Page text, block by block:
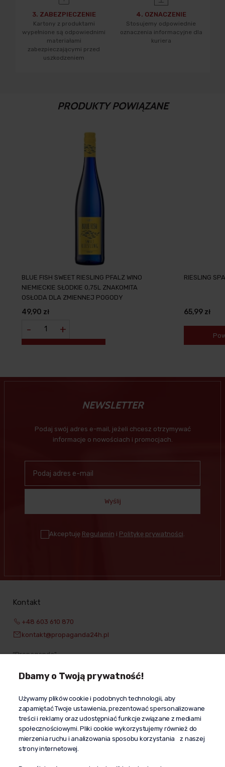
3. ZABEZPIECZENIE
Kartony z produktami
wypełnione są odpowiednimi
materiałami
zabezpieczającymi przed
uszkodzeniem
4. OZNACZENIE
Stosujemy odpowiednie
oznaczenia informacyjne dla
kuriera
PRODUKTY POWIĄZANE
BLUE FISH SWEET RIESLING PFALZ WINO
NIEMIECKIE SŁODKIE 0,75L ZNAKOMITA
OSŁODA DLA ZMIENNEJ POGODY
49,90 zł
- +
RIESLING
65,99 zł
NEWSLETTER
Podaj swój adres e-mail, jeżeli chcesz otrzymywać
informacje o nowościach i promocjach.
Wyślij
Akceptuję Regulamin i Politykę prywatności.
Kontakt
+48 603 610 870
kontakt@propaganda24h.pl
“Propaganda"
02-797 Warszawa
Dostawa
Moje konto
O firmie
Dbamy o Twoją prywatność!
Używamy plików cookie i podobnych technologii, aby
zapamiętać Twoje ustawienia, prezentować spersonalizowane
treści i reklamy oraz udostępniać funkcje związane z mediami
społecznościowymi. Pliki cookie wykorzystujemy również do
mierzenia ruchu i analizowania sposobu korzystania z naszej
strony internetowej.